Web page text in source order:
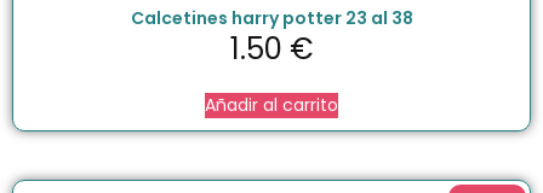
Calcetines harry potter 23 al 38
1.50 €
Añadir al carrito